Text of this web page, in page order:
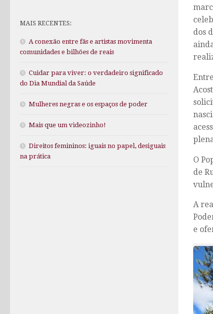
dos
O
de
A
e
MAIS RECENTES:
A conexão entre fãs e artistas movimenta
comunidades e bilhões de reais
Cuidar para viver: o verdadeiro significado
do Dia Mundial da Saúde
Mulheres negras e os espaços de poder
Mais que um videozinho!
Direitos femininos: iguais no papel, desiguais
na prática